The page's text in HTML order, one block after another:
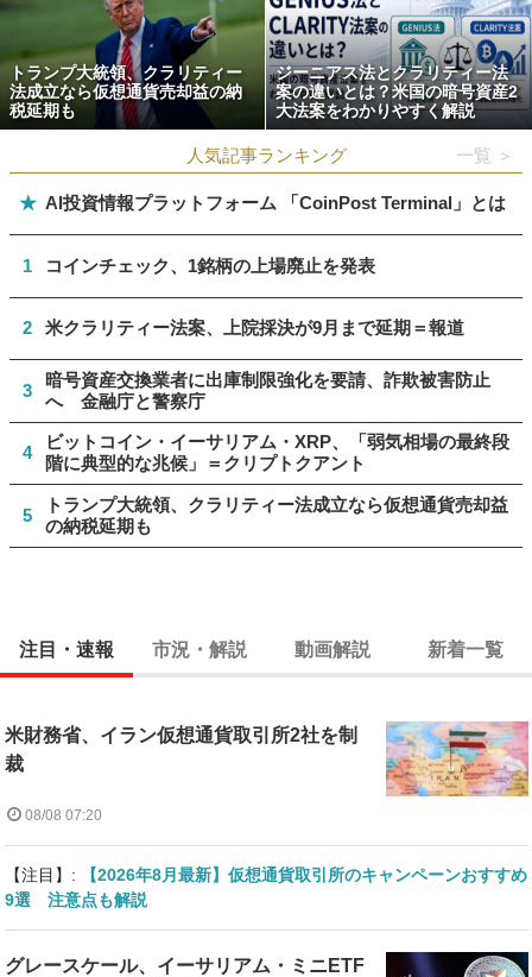
トランプ大統領、クラリティー
法成立なら仮想通貨売却益の納
税延期も
ジーニアス法とクラリティー法
案の違いとは？米国の暗号資産2
大法案をわかりやすく解説
人気記事ランキング 一覧 ＞
★ AI投資情報プラットフォーム 「CoinPost Terminal」とは
1 コインチェック、1銘柄の上場廃止を発表
2 米クラリティー法案、上院採決が9月まで延期＝報道
3
暗号資産交換業者に出庫制限強化を要請、詐欺被害防止
へ 金融庁と警察庁
4
ビットコイン・イーサリアム・XRP、「弱気相場の最終段
階に典型的な兆候」＝クリプトクアント
5
トランプ大統領、クラリティー法成立なら仮想通貨売却益
の納税延期も
注目・速報 市況・解説 動画解説 新着一覧
米財務省、イラン仮想通貨取引所2社を制
裁
08/08 07:20
【注目】:
【2026年8月最新】仮想通貨取引所のキャンペーンおすすめ
9選 注意点も解説
グレースケール、イーサリアム・ミニETF